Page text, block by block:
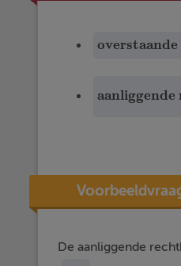
De aanliggende